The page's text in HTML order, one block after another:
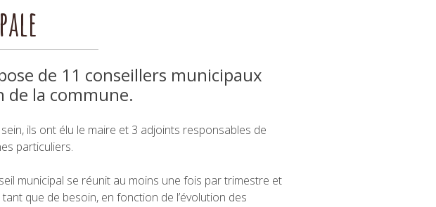
de 11 conseillers municipaux
de la commune.
sein, ils ont élu le maire et 3 adjoints responsables de
particuliers.
municipal se réunit au moins une fois par trimestre et
tant que de besoin, en fonction de l’évolution des